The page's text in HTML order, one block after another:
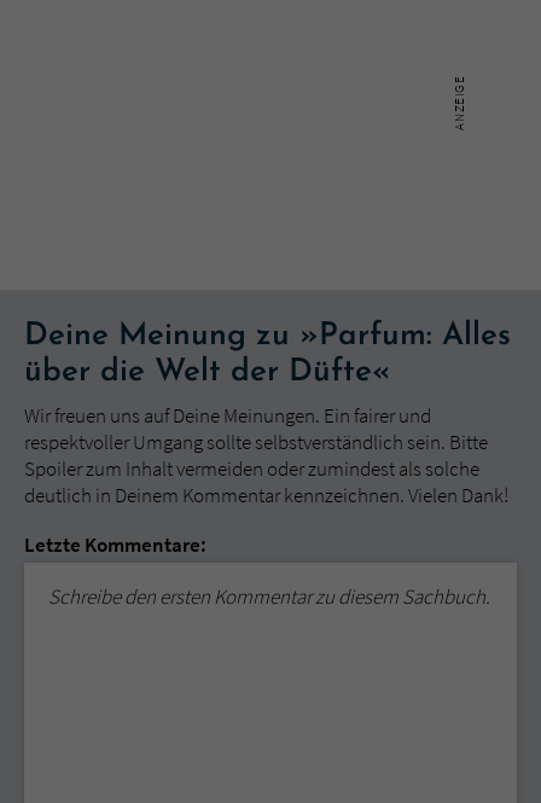
Deine Meinung zu »Parfum: Alles
über die Welt der Düfte«
Wir freuen uns auf Deine Meinungen. Ein fairer und
respektvoller Umgang sollte selbstverständlich sein. Bitte
Spoiler zum Inhalt vermeiden oder zumindest als solche
deutlich in Deinem Kommentar kennzeichnen. Vielen Dank!
Letzte Kommentare:
Schreibe den ersten Kommentar zu diesem Sachbuch.